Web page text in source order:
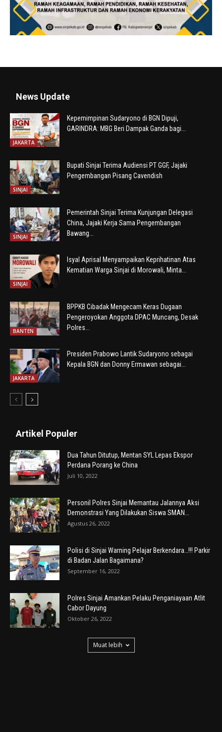
News Update
JAKARTA
Kepemimpinan Sudaryono di BGN Dipuji,
GARINDRA: MBG Beri Dampak Ganda bagi...
SINJAI
Bupati Sinjai Terima Audiensi PT GGF, Jajaki
Pengembangan Pisang Cavendish
SINJAI
Pemerintah Sinjai Terima Kunjungan Delegasi
China, Jajaki Kerja Sama Pengembangan
Bawang...
SINJAI
Isyal Aprisal Menyampaikan Keprihatinan Atas
Kematian Warga Sinjai di Morowali, Minta...
BANTEN
BPPKB Cibadak Mengecam Keras Dugaan
Pengeroyokan Anggota DPAC Muncang, Desak
Polres...
JAKARTA
Presiden Prabowo Lantik Sudaryono sebagai
Kepala BGN dan Donny Ermawan sebagai...
Artikel Populer
Dua Tahun Ditutup, Mentan SYL Lepas Ekspor
Perdana Porang ke China
Juli 10, 2022
Personil Polres Sinjai Memantau Jalannya Aksi
Demonstrasi Yang Dilakukan Siswa SMAN...
Agustus 26, 2022
Polisi di Sinjai Warning Pelajar Berkendara…!!! Parkir
di Badan Jalan Bagaimana?
September 16, 2022
Polres Sinjai Amankan Pelaku Penganiayaan Atlit
Cabor Dayung
Oktober 26, 2022
Muat lebih